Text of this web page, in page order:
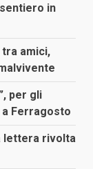
in
amici,
per gli
Ferragosto
lettera rivolta